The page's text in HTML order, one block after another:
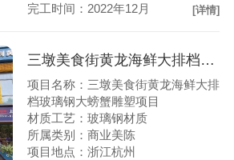
完工时间：2022年12月
[详情]
三墩美食街黄龙海鲜大排档玻璃钢大螃蟹雕塑项目
项目名称：三墩美食街黄龙海鲜大排
档玻璃钢大螃蟹雕塑项目
材质工艺：玻璃钢材质
所属类别：商业美陈
项目地点：浙江杭州